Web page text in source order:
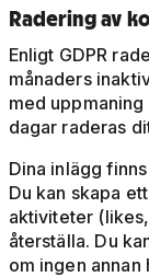
Radering av
Enligt GDPR
månaders
med
dagar raderas
Dina inlägg
Du kan skapa
aktiviteter
återställa. Du
om ingen annan